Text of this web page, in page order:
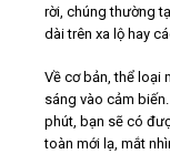
rời, chúng thường
dài trên xa lộ hay
Về cơ bản, thể loại
sáng vào cảm
phút, bạn sẽ có
toàn mới lạ, mắt